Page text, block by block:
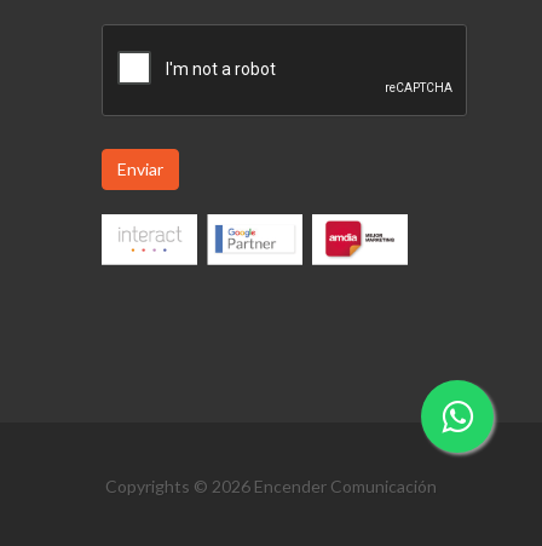
Enviar
Copyrights © 2026 Encender Comunicación